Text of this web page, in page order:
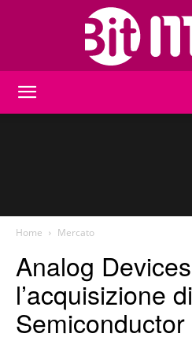
Home Mercato
Analog
l’acquisizione
Semiconductor